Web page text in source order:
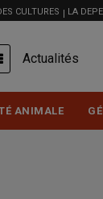
CULTURES LA
Actualités
ANIMALE